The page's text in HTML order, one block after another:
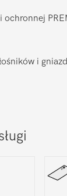
ochronnej
i